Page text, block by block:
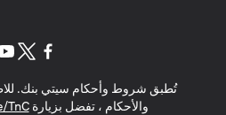
تُطبق شروط وأحكام سيتي بنك.
والأحكام ، تفضل بزيارةTnC